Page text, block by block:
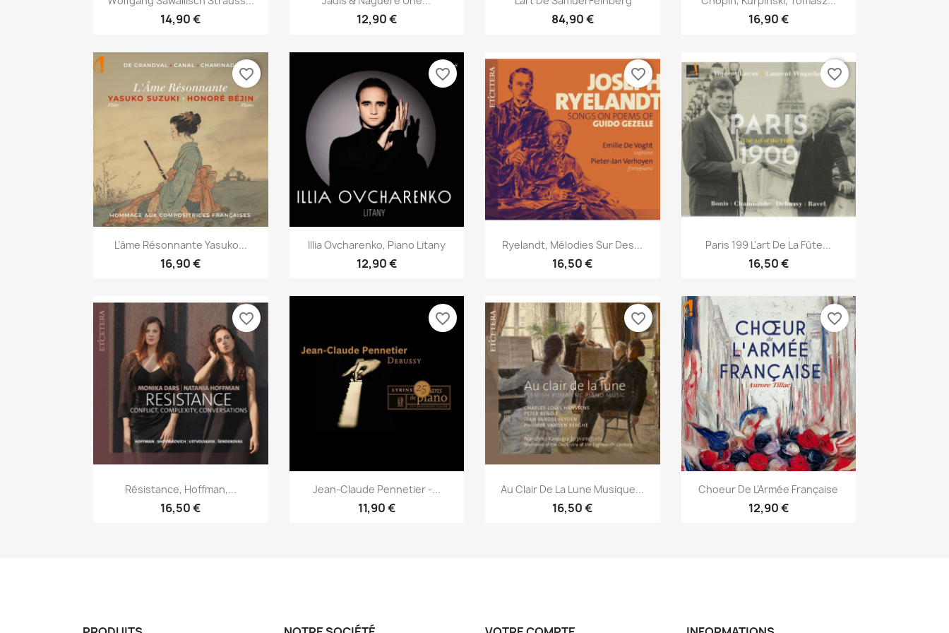
14,90 € 12,90 € 84,90 € 16,90 €
Aperçu rapide
L’âme Résonnante Yasuko...
16,90 €
favorite_border
Aperçu rapide
Illia Ovcharenko, Piano Litany
12,90 €
favorite_border
Aperçu rapide
Ryelandt, Mélodies Sur Des...
16,50 €
favorite_border
Aperçu rapide
Paris 199 L'art De La Fûte...
16,50 €
favorite_border
Aperçu rapide
Résistance, Hoffman,...
16,50 €
favorite_border
Aperçu rapide
Jean-Claude Pennetier -...
11,90 €
favorite_border
Aperçu rapide
Au Clair De La Lune Musique...
16,50 €
favorite_border
Aperçu rapide
Choeur De L'Armée Française
12,90 €
favorite_border